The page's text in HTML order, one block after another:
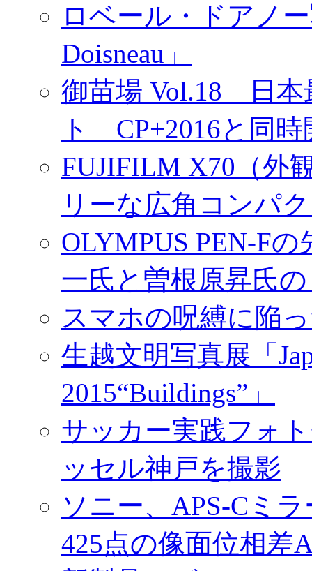
ロベール・ドアノ
Doisneau」
御苗場 Vol.18 日本
ト CP+2016と同時
FUJIFILM X70（外
リーな広角コンパ
OLYMPUS PEN-F
一氏と曽根原昇氏
スマホの呪縛に陥
生越文明写真展「
2015“Buildings”」
サッカー実践フォ
ッセル神戸を撮影
ソニー、APS-Cミ
425点の像面位相